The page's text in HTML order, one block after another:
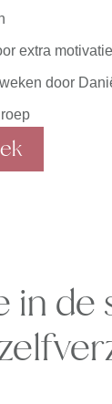
extra motivatie
door
in de